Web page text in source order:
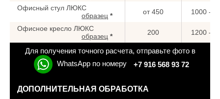
Офисный стул ЛЮКС
образец * от 450 1000 -
Офисное кресло ЛЮКС
образец * 200 1200 -
Для получения точного расчета, отправьте фото в
WhatsApp по номеру
+7 916 568 93 72
ДОПОЛНИТЕЛЬНАЯ ОБРАБОТКА